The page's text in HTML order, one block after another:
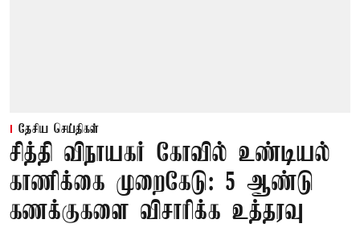
தேசிய செய்திகள்
சித்தி விநாயகர் கோவில் உண்டியல்
காணிக்கை முறைகேடு: 5 ஆண்டு
கணக்குகளை விசாரிக்க உத்தரவு